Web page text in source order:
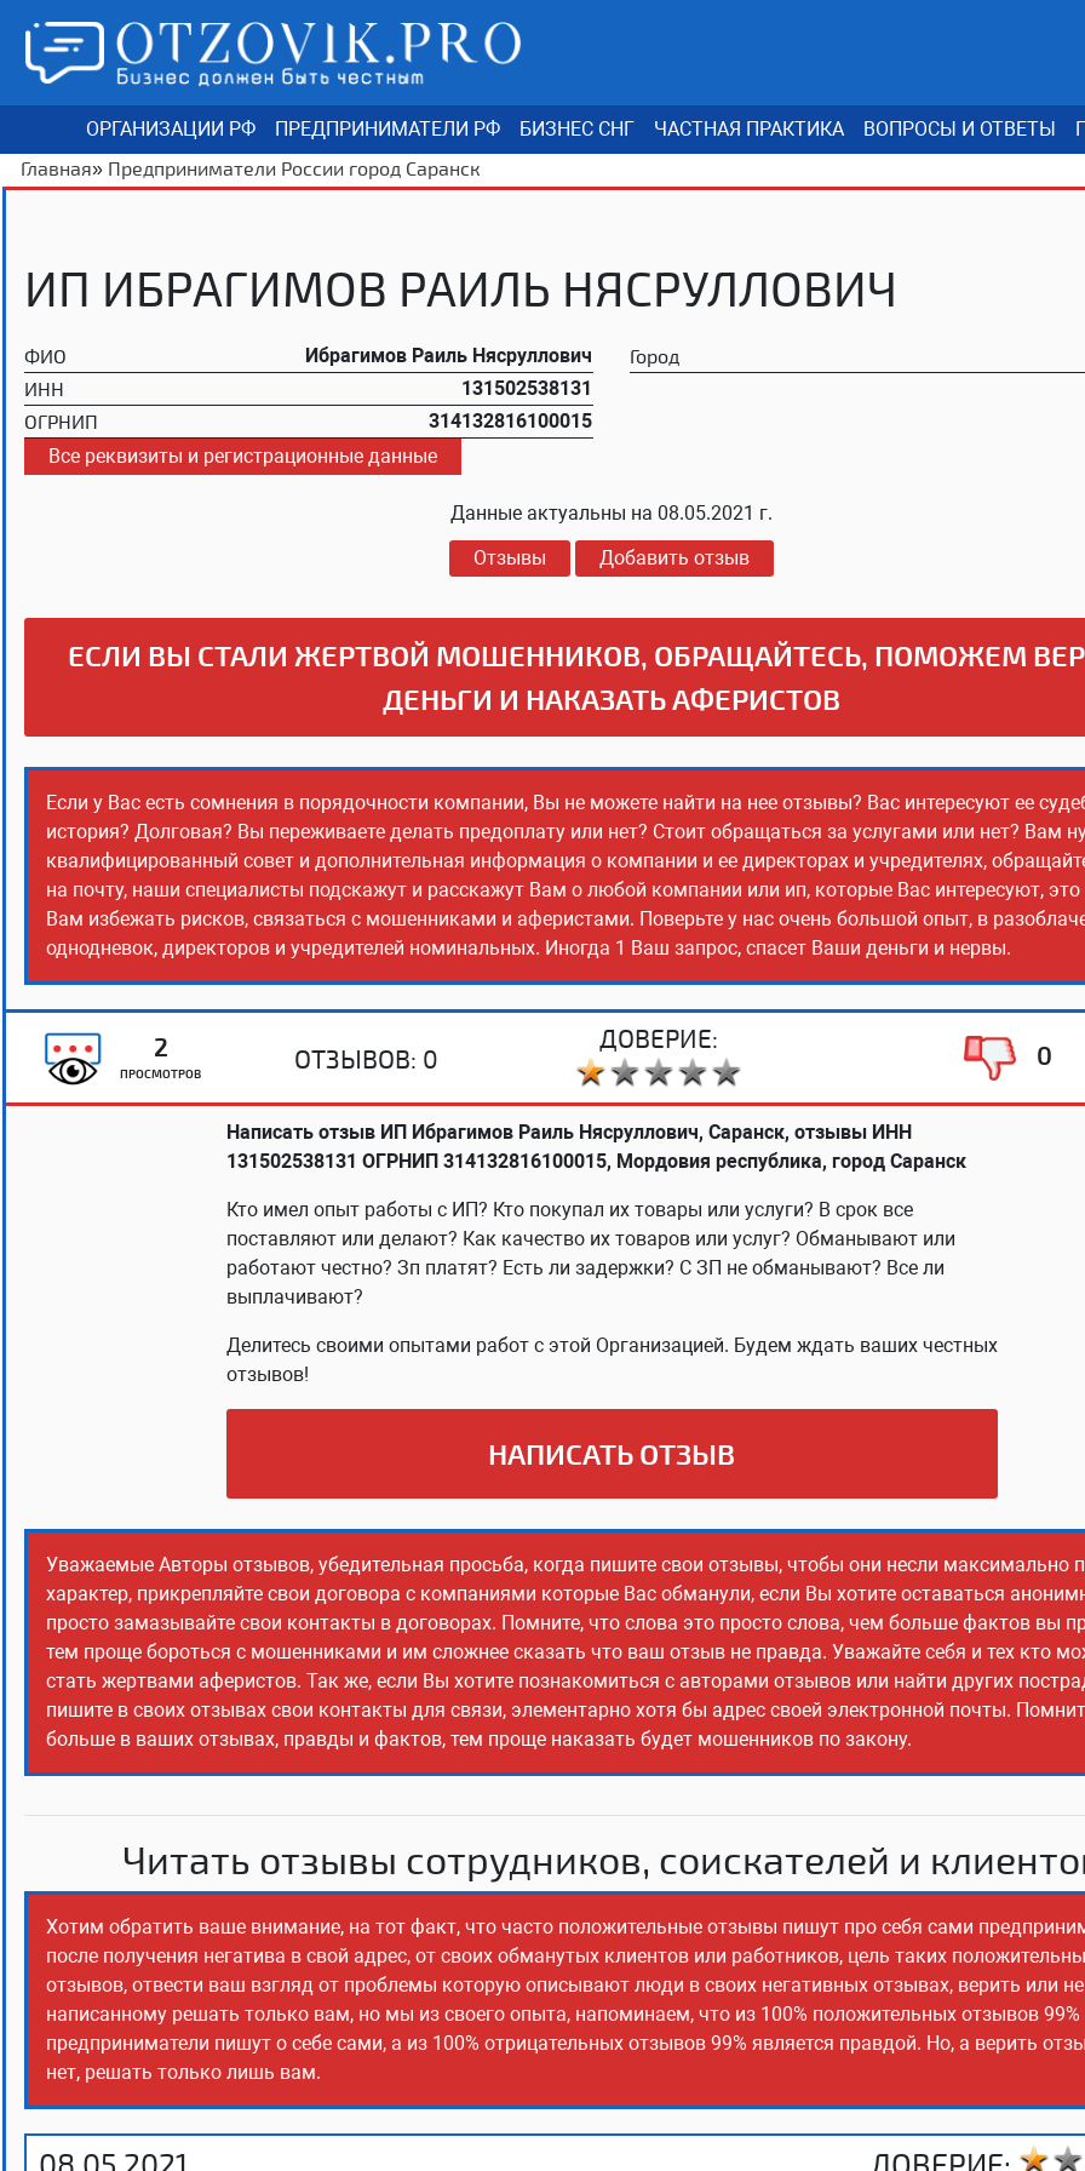
ОРГАНИЗАЦИИ РФ ПРЕДПРИНИМАТЕЛИ РФ БИЗНЕС СНГ ЧАСТНАЯ ПРАКТИКА ВОПРОСЫ И ОТВЕТЫ
Главная» Предприниматели России город Саранск
ИП ИБРАГИМОВ РАИЛЬ НЯСРУЛЛОВИЧ
ФИО
Ибрагимов Раиль Нясруллович
ИНН
131502538131
ОГРНИП
314132816100015
Город
Все реквизиты и регистрационные данные
Данные актуальны на 08.05.2021 г.
Отзывы
Добавить отзыв
ЕСЛИ ВЫ СТАЛИ ЖЕРТВОЙ МОШЕННИКОВ, ОБРАЩАЙТЕСЬ, ПОМОЖЕМ
ДЕНЬГИ И НАКАЗАТЬ АФЕРИСТОВ
Если у Вас есть сомнения в порядочности компании, Вы не можете найти на нее отзывы? Вас интересуют ее
история? Долговая? Вы переживаете делать предоплату или нет? Стоит обращаться за услугами или нет? Вам
квалифицированный совет и дополнительная информация о компании и ее директорах и учредителях,
на почту, наши специалисты подскажут и расскажут Вам о любой компании или ип, которые Вас интересуют,
Вам избежать рисков, связаться с мошенниками и аферистами. Поверьте у нас очень большой опыт, в
однодневок, директоров и учредителей номинальных. Иногда 1 Ваш запрос, спасет Ваши деньги и нервы.
2
ПРОСМОТРОВ
ОТЗЫВОВ: 0
ДОВЕРИЕ:
0
Написать отзыв ИП Ибрагимов Раиль Нясруллович, Саранск, отзывы ИНН
131502538131 ОГРНИП 314132816100015, Мордовия республика, город Саранск
Кто имел опыт работы с ИП? Кто покупал их товары или услуги? В срок все
поставляют или делают? Как качество их товаров или услуг? Обманывают или
работают честно? Зп платят? Есть ли задержки? С ЗП не обманывают? Все ли
выплачивают?
Делитесь своими опытами работ с этой Организацией. Будем ждать ваших честных
отзывов!
НАПИСАТЬ ОТЗЫВ
Уважаемые Авторы отзывов, убедительная просьба, когда пишите свои отзывы, чтобы они несли максимально
характер, прикрепляйте свои договора с компаниями которые Вас обманули, если Вы хотите оставаться
просто замазывайте свои контакты в договорах. Помните, что слова это просто слова, чем больше фактов вы
тем проще бороться с мошенниками и им сложнее сказать что ваш отзыв не правда. Уважайте себя и тех кто
стать жертвами аферистов. Так же, если Вы хотите познакомиться с авторами отзывов или найти других
пишите в своих отзывах свои контакты для связи, элементарно хотя бы адрес своей электронной почты.
больше в ваших отзывах, правды и фактов, тем проще наказать будет мошенников по закону.
Читать отзывы сотрудников, соискателей и
Хотим обратить ваше внимание, на тот факт, что часто положительные отзывы пишут про себя сами
после получения негатива в свой адрес, от своих обманутых клиентов или работников, цель таких
отзывов, отвести ваш взгляд от проблемы которую описывают люди в своих негативных отзывах, верить или
написанному решать только вам, но мы из своего опыта, напоминаем, что из 100% положительных отзывов 99%
предприниматели пишут о себе сами, а из 100% отрицательных отзывов 99% является правдой. Но, а верить
нет, решать только лишь вам.